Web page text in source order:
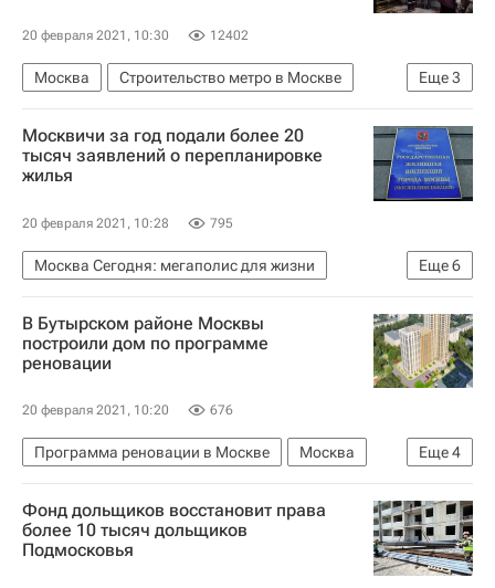
20 февраля 2021, 10:30 12402
Еще3
Москва
Строительство метро в Москве
Андрей Бочкарев
Строительство
Инфраструктура
Москвичи за год подали более 20
тысяч заявлений о перепланировке
жилья
20 февраля 2021, 10:28 795
Еще6
Москва Сегодня: мегаполис для жизни
Москва
Жилье
Ремонт
Мосжилинспекция
Городское хозяйство Москвы
Комплекс городского хозяйства Москвы
В Бутырском районе Москвы
построили дом по программе
реновации
20 февраля 2021, 10:20 676
Еще4
Программа реновации в Москве
Москва
Жилье
Программа реновации в Москве
Строительство
Реновация
Фонд дольщиков восстановит права
более 10 тысяч дольщиков
Подмосковья